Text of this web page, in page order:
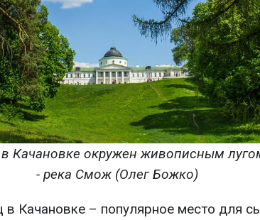
Качановке окружен живописным
- река Смож(Олег Божко)
в Качановке – популярное место для